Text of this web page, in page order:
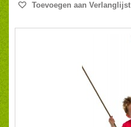
Toevoegen aan Verlanglijst